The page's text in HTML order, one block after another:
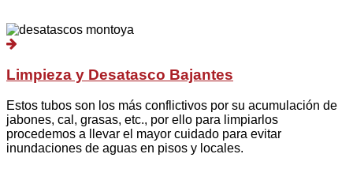
Limpieza y Desatasco Bajantes
Estos tubos son los más conflictivos por su acumulación de
jabones, cal, grasas, etc., por ello para limpiarlos
procedemos a llevar el mayor cuidado para evitar
inundaciones de aguas en pisos y locales.